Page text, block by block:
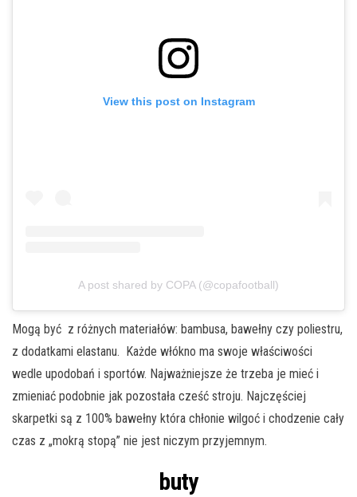
View this post on Instagram
A post shared by COPA (@copafootball)
Mogą być z różnych materiałów: bambusa, bawełny czy poliestru,
z dodatkami elastanu. Każde włókno ma swoje właściwości
wedle upodobań i sportów. Najważniejsze że trzeba je mieć i
zmieniać podobnie jak pozostała cześć stroju. Najczęściej
skarpetki są z 100% bawełny która chłonie wilgoć i chodzenie cały
czas z „mokrą stopą” nie jest niczym przyjemnym.
buty